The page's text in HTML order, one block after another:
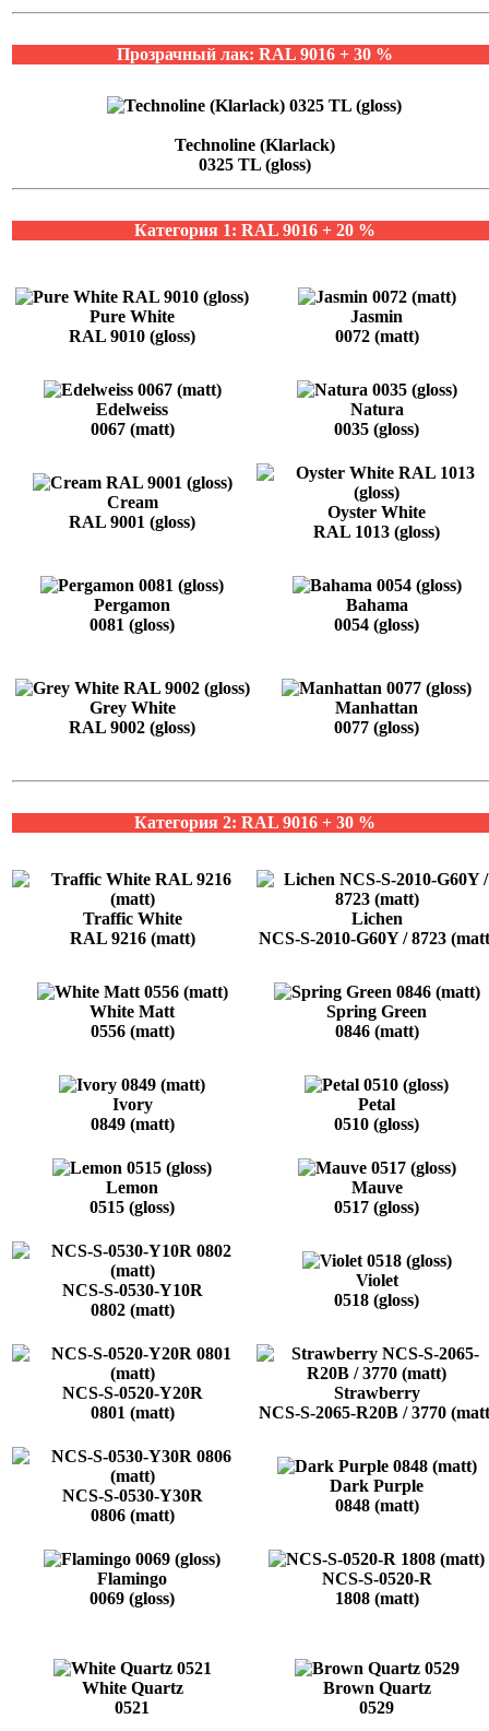
Прозрачный лак: RAL 9016 + 30 %
Technoline (Klarlack)
0325 TL (gloss)
Категория 1: RAL 9016 + 20 %
Pure White
RAL 9010 (gloss)
Jasmin
0072 (matt)
Edelweiss
0067 (matt)
Natura
0035 (gloss)
Cream
RAL 9001 (gloss)
Oyster White
RAL 1013 (gloss)
Pergamon
0081 (gloss)
Bahama
0054 (gloss)
Grey White
RAL 9002 (gloss)
Manhattan
0077 (gloss)
Категория 2: RAL 9016 + 30 %
Traffic White
RAL 9216 (matt)
Lichen
NCS-S-2010-G60Y / 8723
White Matt
0556 (matt)
Spring Green
0846 (matt)
Ivory
0849 (matt)
Petal
0510 (gloss)
Lemon
0515 (gloss)
Mauve
0517 (gloss)
NCS-S-0530-Y10R
0802 (matt)
Violet
0518 (gloss)
NCS-S-0520-Y20R
0801 (matt)
Strawberry
NCS-S-2065-R20B / 3770
NCS-S-0530-Y30R
0806 (matt)
Dark Purple
0848 (matt)
Flamingo
0069 (gloss)
NCS-S-0520-R
1808 (matt)
White Quartz
0521
Brown Quartz
0529